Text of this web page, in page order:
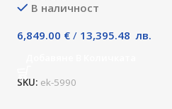
В наличност
6,849.00 € / 13,395.48 лв.
SKU: ek-5990